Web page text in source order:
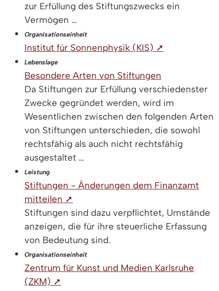
zur Erfüllung des Stiftungszwecks ein
Vermögen …
Organisationseinheit
Institut für Sonnenphysik (KIS) ➚
Lebenslage
Besondere Arten von Stiftungen
Da Stiftungen zur Erfüllung verschiedenster
Zwecke gegründet werden, wird im
Wesentlichen zwischen den folgenden Arten
von Stiftungen unterschieden, die sowohl
rechtsfähig als auch nicht rechtsfähig
ausgestaltet …
Leistung
Stiftungen - Änderungen dem Finanzamt
mitteilen ➚
Stiftungen sind dazu verpflichtet, Umstände
anzeigen, die für ihre steuerliche Erfassung
von Bedeutung sind.
Organisationseinheit
Zentrum für Kunst und Medien Karlsruhe
(ZKM) ➚